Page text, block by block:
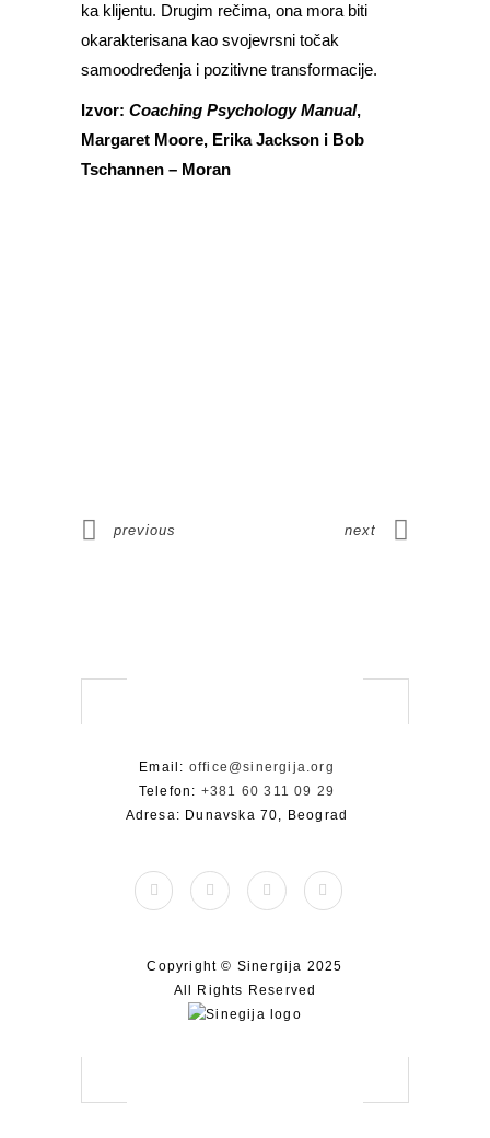
ka klijentu. Drugim rečima, ona mora biti
okarakterisana kao svojevrsni točak
samoodređenja i pozitivne transformacije.
Izvor: Coaching Psychology Manual,
Margaret Moore, Erika Jackson i Bob
Tschannen – Moran
previous next
Email: office@sinergija.org
Telefon: +381 60 311 09 29
Adresa: Dunavska 70, Beograd
Copyright © Sinergija 2025
All Rights Reserved